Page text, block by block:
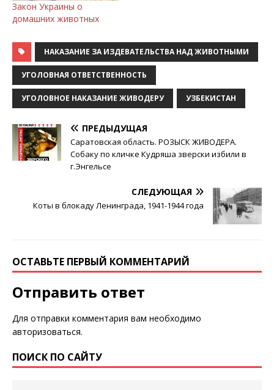
Закон Украины о
домашних животных
НАКАЗАНИЕ ЗА ИЗДЕВАТЕЛЬСТВА НАД ЖИВОТНЫМИ
УГОЛОВНАЯ ОТВЕТСТВЕННОСТЬ
УГОЛОВНОЕ НАКАЗАНИЕ ЖИВОДЕРУ УЗБЕКИСТАН
ПРЕДЫДУЩАЯ
Саратовская область. РОЗЫСК ЖИВОДЕРА.
Собаку по кличке Кудряша зверски избили в
г.Энгельсе
СЛЕДУЮЩАЯ
Коты в блокаду Ленинграда, 1941-1944 года
ОСТАВЬТЕ ПЕРВЫЙ КОММЕНТАРИЙ
Отправить ответ
Для отправки комментария вам необходимо
авторизоваться.
ПОИСК ПО САЙТУ